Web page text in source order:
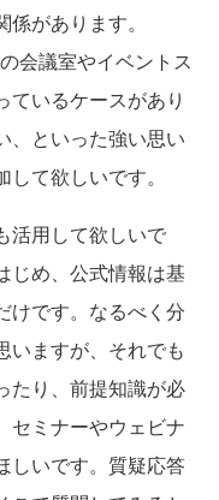
があります。
会議室やイベントス
ているケースがあり
、といった強い思い
て欲しいです。
活用して欲しいで
じめ、公式情報は基
けです。なるべく分
いますが、それでも
たり、前提知識が必
セミナーやウェビナ
しいです。質疑応答